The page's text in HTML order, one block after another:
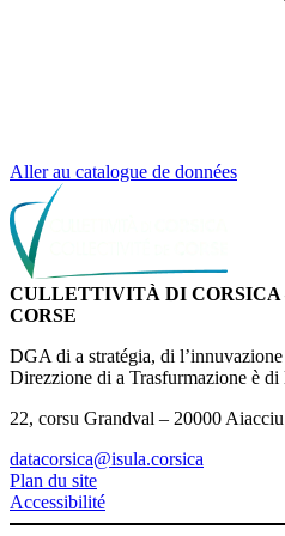
Aller au catalogue de données
CULLETTIVITÀ DI
CORSE
DGA di a stratégia, di
Direzzione di a Trasfurmazione è
22, corsu Grandval – 20000 Aiacciu
datacorsica@isula.corsica
Plan du site
Accessibilité